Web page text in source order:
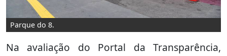
Parque do 8.
Na avaliação do Portal da Transparência,